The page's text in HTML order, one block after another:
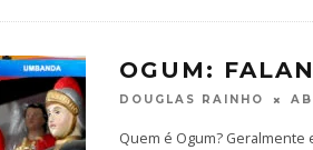
OGUM:
DOUGLAS RAINHO
Quem é Ogum?